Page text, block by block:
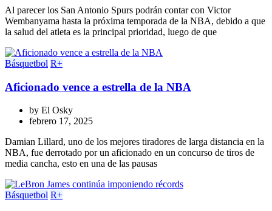
Al parecer los San Antonio Spurs podrán contar con Victor
Wembanyama hasta la próxima temporada de la NBA, debido a que
la salud del atleta es la principal prioridad, luego de que
Básquetbol R+
Aficionado vence a estrella de la NBA
by El Osky
febrero 17, 2025
Damian Lillard, uno de los mejores tiradores de larga distancia en la
NBA, fue derrotado por un aficionado en un concurso de tiros de
media cancha, esto en una de las pausas
Básquetbol R+